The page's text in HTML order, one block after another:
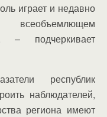
играет и недавно
– подчеркивает
республик
наблюдателей,
региона имеют